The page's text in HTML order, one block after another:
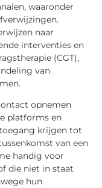
waaronder
naar
interventies en
(CGT),
van
opnemen
platforms en
krijgen tot
van een
handig voor
die niet in staat
hun